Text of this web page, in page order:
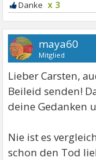
x 3
maya60
Mitglied
Lieber Carsten,
Beileid senden!
deine Gedanken
Nie ist es
schon den Tod